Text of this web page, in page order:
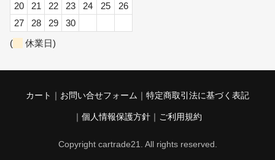
20
21 22 23 24 25
26
27
28 29
30
(
休業日)
カート お問い合せフォーム 特定商取引法に基づく表記
個人情報保護方針 ご利用規約
Copyright cartrade21. All rights reserved.